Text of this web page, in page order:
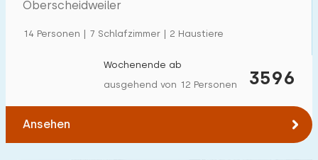
Oberscheidweiler
14 Personen | 7 Schlafzimmer | 2 Haustiere
3596
Wochenende ab
ausgehend von 12 Personen
Ansehen